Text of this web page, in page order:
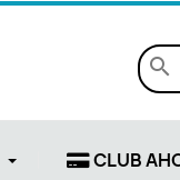
search
CLUB